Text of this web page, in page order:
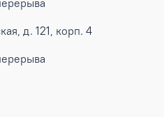
д. 121, корп. 4